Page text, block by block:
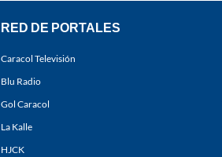
RED DE PORTALES
Caracol Televisión
Blu Radio
Gol Caracol
La Kalle
HJCK